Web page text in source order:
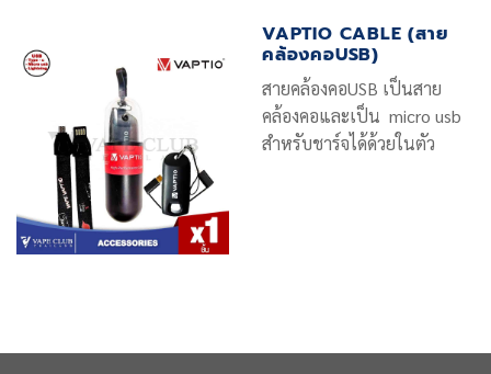
VAPTIO CABLE (สาย
คล้องคอUSB)
สายคล้องคอUSB เป็นสาย
คล้องคอและเป็น micro usb
สำหรับชาร์จได้ด้วยในตัว